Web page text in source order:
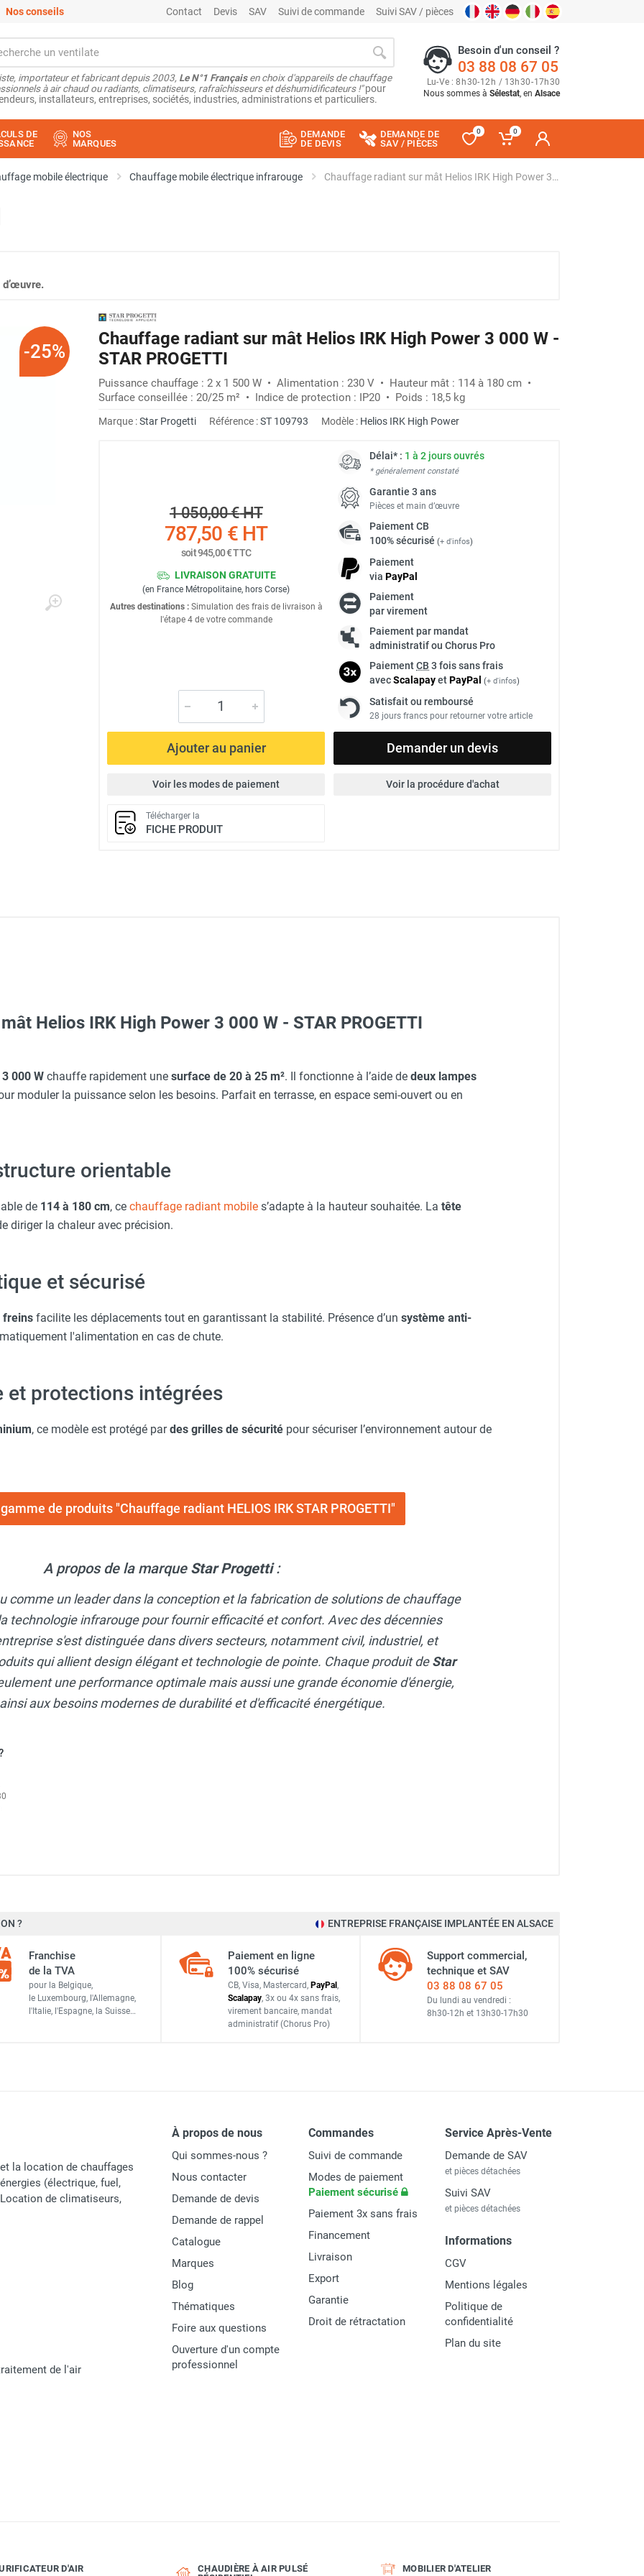
Nos conseils Contact Devis SAV Suivi de commande Suivi SAV / pièces
importateur et fabricant depuis 2003, Le N°1 Françaisen choix d'appareils de chauffage
à air chaud ou radiants, climatiseurs, rafraîchisseurs et déshumidificateurs !"pour
installateurs, entreprises, sociétés, industries, administrations et particuliers.
Besoin d'un conseil ?
03 88 08 67 05
Lu-Ve : 8h30-12h / 13h30-17h30
Nous sommes à Sélestat, en Alsace
DE
NOS
MARQUES
DEMANDE
DE DEVIS
DEMANDE DE
SAV / PIÈCES
0 0
mobile électrique Chauffage mobile électrique infrarouge Chauffage radiant sur mât Helios IRK High Power 3 000 W - STAR PROGETTI
-25%
Chauffage radiant sur mât Helios IRK High Power 3 000 W -
STAR PROGETTI
Puissance chauffage : 2 x 1 500 W • Alimentation : 230 V • Hauteur mât : 114 à 180 cm •
Surface conseillée : 20/25 m² • Indice de protection : IP20 • Poids : 18,5 kg
Marque :Star Progetti Référence :ST 109793 Modèle : Helios IRK High Power
1 050,00 €HT
787,50 €HT
soit945,00 €TTC
LIVRAISON GRATUITE
(en France Métropolitaine, hors Corse)
Autres destinations :Simulation des frais de livraison à
l'étape 4 de votre commande
Délai* : 1 à 2 jours ouvrés
* généralement constaté
Garantie 3 ans
Pièces et main d’œuvre
PaiementCB
100% sécurisé (+ d'infos)
Paiement
via PayPal
Paiement
par virement
Paiement par mandat
administratif ou Chorus Pro
PaiementCB 3 fois sans frais
avecScalapayetPayPal (+ d'infos)
Satisfait ou remboursé
28 jours francs pour retourner votre article
Ajouter au panier Demander un devis
Voir les modes de paiement Voir la procédure d'achat
Télécharger la
FICHE PRODUIT
parasol, profile - STAR PROGETTI
Blanc - H 220 cm
radiants hauteur 210 cm - STAR PROGETTI
verticaux - STAR PROGETTI
W SK15 - STAR PROGETTI
M - HUSQVARNA
protège-menton Smartguard PE 10H - HUSQVARNA
XL - HUSQVARNA
L - HUSQVARNA
Helios IRK High Power 3 000 W - STAR PROGETTI
000 W chauffe rapidement une surface de 20 à 25 m². Il fonctionne à l’aide de deux lampes
moduler la puissance selon les besoins. Parfait en terrasse, en espace semi-ouvert ou en
orientable
de 114 à 180 cm, ce chauffage radiant mobile s’adapte à la hauteur souhaitée. La tête
diriger la chaleur avec précision.
et sécurisé
freins facilite les déplacements tout en garantissant la stabilité. Présence d’un système anti-
l'alimentation en cas de chute.
et protections intégrées
, ce modèle est protégé pardes grilles de sécurité pour sécuriser l’environnement autour de
de produits "Chauffage radiant HELIOS IRK STAR PROGETTI"
A propos de la marque Star Progetti:
comme un leader dans la conception et la fabrication de solutions de chauffage
technologie infrarouge pour fournir efficacité et confort. Avec des décennies
s'est distinguée dans divers secteurs, notamment civil, industriel, et
qui allient design élégant et technologie de pointe. Chaque produit deStar
une performance optimale mais aussi une grande économie d'énergie,
aux besoins modernes de durabilité et d'efficacité énergétique.
3 000 W / 230 V
IP20
3 m
18,5 kg
20 kg
MATERIEL
Glass 2 000 W - STAR PROGETTI
IRK High Power 3 000 W - STAR PROGETTI
High Power 2 000 W - STAR PROGETTI
? ENTREPRISE FRANÇAISE IMPLANTÉE EN ALSACE
Franchise
de la TVA
pour la Belgique,
le Luxembourg, l'Allemagne,
l'Italie, l'Espagne, la Suisse…
Paiement en ligne
100% sécurisé
CB, Visa, Mastercard, PayPal ,
Scalapay, 3x ou 4x sans frais,
virement bancaire, mandat
administratif (Chorus Pro)
Support commercial,
technique et SAV
03 88 08 67 05
Du lundi au vendredi :
8h30-12h et 13h30-17h30
la location de chauffages
(électrique, fuel,
de climatiseurs,
de l'air
À propos de nous
Qui sommes-nous ?
Nous contacter
Demande de devis
Demande de rappel
Catalogue
Marques
Blog
Thématiques
Foire aux questions
Ouverture d'un compte
professionnel
Commandes
Suivi de commande
Modes de paiement
Paiement sécurisé
Paiement 3x sans frais
Financement
Livraison
Export
Garantie
Droit de rétractation
Service Après-Vente
Demande de SAV
et pièces détachées
Suivi SAV
et pièces détachées
Informations
CGV
Mentions légales
Politique de
confidentialité
Plan du site
D'AIR
CHAUDIÈRE À AIR PULSÉ
MOBILIER D'ATELIER